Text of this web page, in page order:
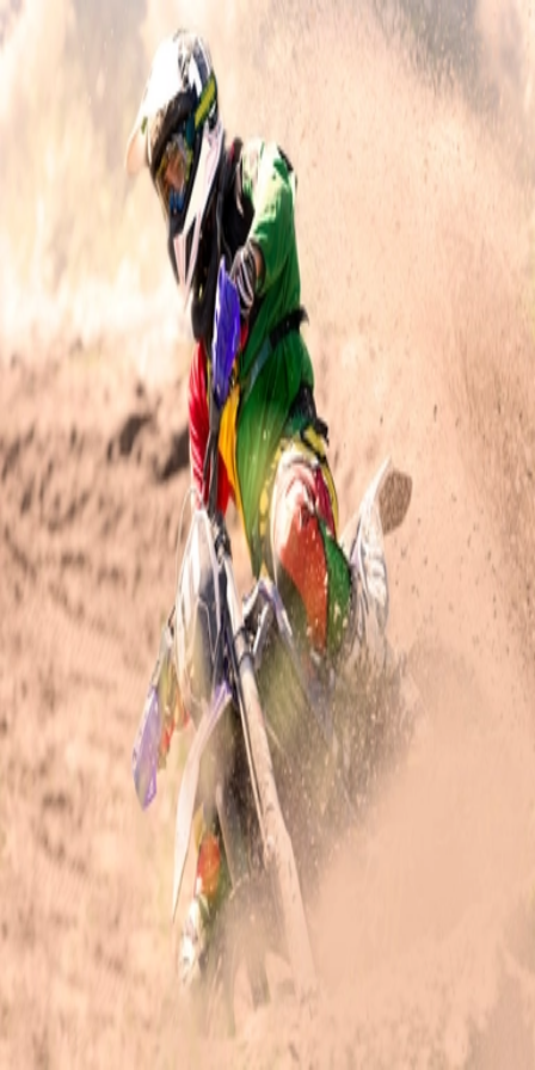
Retour au site
Connexion à votre espace
Email
Mot de passe
Mot de passe oublié ?
Connexion Pas de compte ? Inscrivez-vous